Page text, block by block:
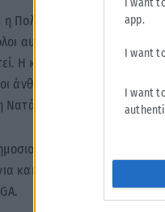
I want
app.
I want
I want
Πολιτεία. Μας λένε ότι
αυτοί; Πείτε μου! Εδώ
Η κατάσταση είναι
άνθρωποι από τα κλιμάκια
Νατάσα Ταραράκη
και λέω
κακό. Επιτέλους δείτε